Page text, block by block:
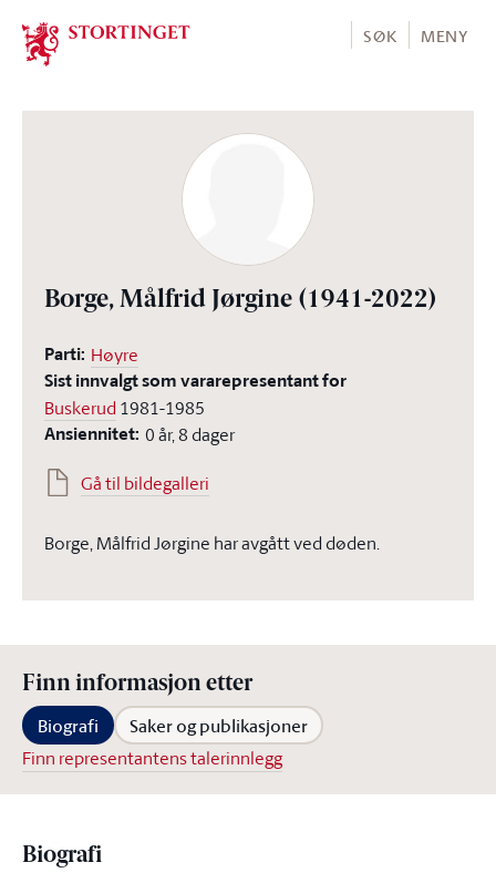
Stortinget.no
SØK MENY
Borge, Målfrid Jørgine (1941-2022)
Parti: Høyre
Sist innvalgt som vararepresentant for
Buskerud 1981-1985
Ansiennitet: 0 år, 8 dager
Gå til bildegalleri
Borge, Målfrid Jørgine har avgått ved døden.
Finn informasjon etter
Biografi Saker og publikasjoner
Finn representantens talerinnlegg
Biografi